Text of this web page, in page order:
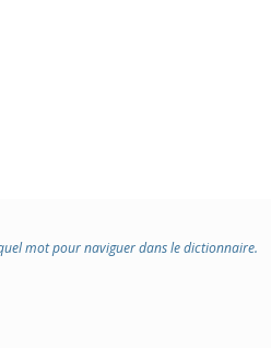
mot pour naviguer dans le dictionnaire.